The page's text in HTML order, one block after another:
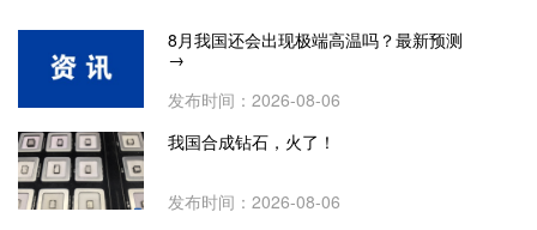
8月我国还会出现极端高温吗？最新预测
→
发布时间：2026-08-06
我国合成钻石，火了！
发布时间：2026-08-06